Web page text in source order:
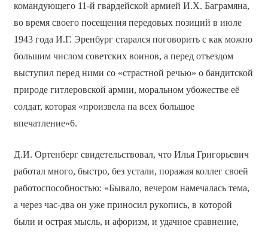
командующего 11-й гвардейской армией И.Х. Баграмяна,
во время своего посещения передовых позиций в июле
1943 года И.Г. Эренбург старался поговорить с как можно
большим числом советских воинов, а перед отъездом
выступил перед ними со «страстной речью» о бандитской
природе гитлеровской армии, моральном убожестве её
солдат, которая «произвела на всех большое
впечатление»6.
Д.И. Ортенберг свидетельствовал, что Илья Григорьевич
работал много, быстро, без устали, поражая коллег своей
работоспособностью: «Бывало, вечером намечалась тема,
а через час-два он уже приносил рукопись, в которой
были и острая мысль, и афоризм, и удачное сравнение,